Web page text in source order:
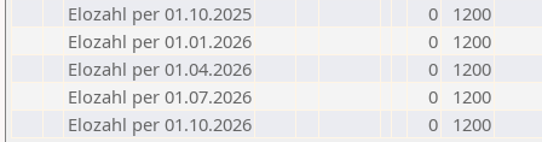
Elozahl per 01.10.2025
0
1200
Elozahl per 01.01.2026
0
1200
Elozahl per 01.04.2026
0
1200
Elozahl per 01.07.2026
0
1200
Elozahl per 01.10.2026
0 1200